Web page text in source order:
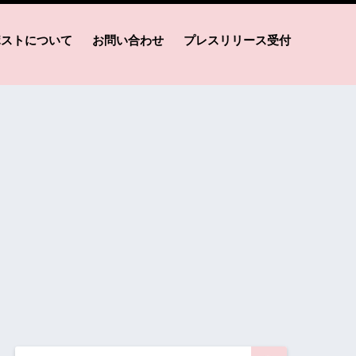
トについて お問い合わせ プレスリリース受付